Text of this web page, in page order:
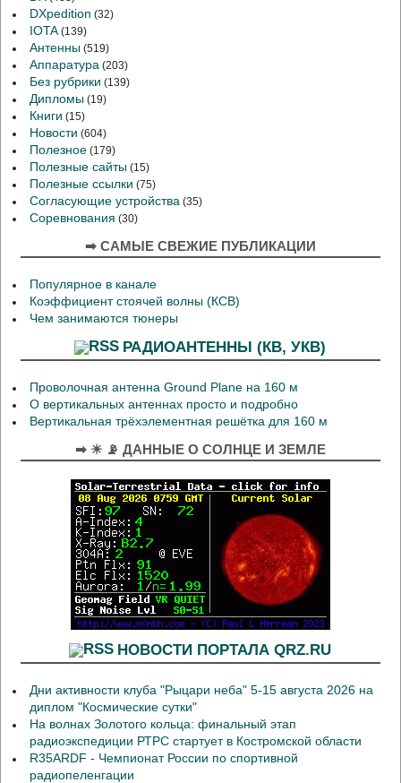
DXpedition (32)
IOTA (139)
Антенны (519)
Аппаратура (203)
Без рубрики (139)
Дипломы (19)
Книги (15)
Новости (604)
Полезное (179)
Полезные сайты (15)
Полезные ссылки (75)
Согласующие устройства (35)
Соревнования (30)
➡ САМЫЕ СВЕЖИЕ ПУБЛИКАЦИИ
Популярное в канале
Коэффициент стоячей волны (КСВ)
Чем занимаются тюнеры
РАДИОАНТЕННЫ (КВ, УКВ)
Проволочная антенна Ground Plane на 160 м
О вертикальных антеннах просто и подробно
Вертикальная трёхэлементная решётка для 160 м
➡ ☀ 📡 ДАННЫЕ О СОЛНЦЕ И ЗЕМЛЕ
НОВОСТИ ПОРТАЛА QRZ.RU
Дни активности клуба "Рыцари неба" 5-15 августа 2026 на
диплом "Космические сутки"
На волнах Золотого кольца: финальный этап
радиоэкспедиции РТРС стартует в Костромской области
R35ARDF - Чемпионат России по спортивной
радиопеленгации